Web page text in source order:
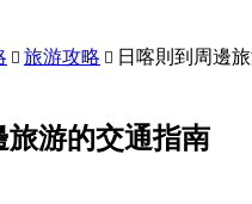
 旅游攻略  日喀則到周邊
旅游的交通指南